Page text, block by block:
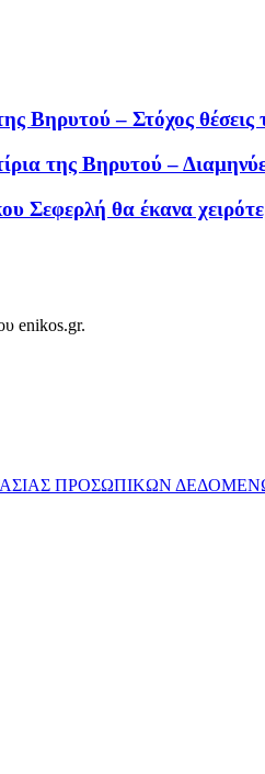
Βηρυτού – Στόχος θέσεις
της Βηρυτού –
Σεφερλή θα έκανα
enikos.gr.
ΠΡΟΣΩΠΙΚΩΝ